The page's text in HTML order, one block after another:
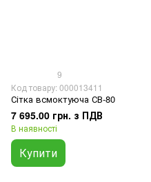
9
Код товару: 000013411
Сітка всмоктуюча СВ-80
7 695.00 грн. з ПДВ
В наявності
Купити